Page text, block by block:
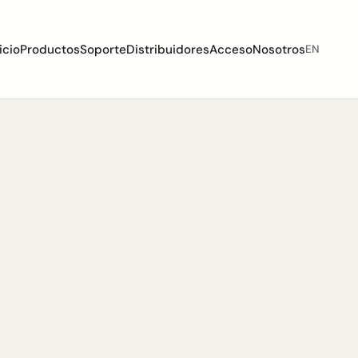
ProductosSoporteDistribuidoresAccesoNosotrosEN